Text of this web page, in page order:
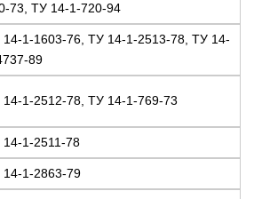
73, ТУ 14-1-720-94
1-1603-76, ТУ 14-1-2513-78, ТУ 14-
89
1-2512-78, ТУ 14-1-769-73
1-2511-78
1-2863-79